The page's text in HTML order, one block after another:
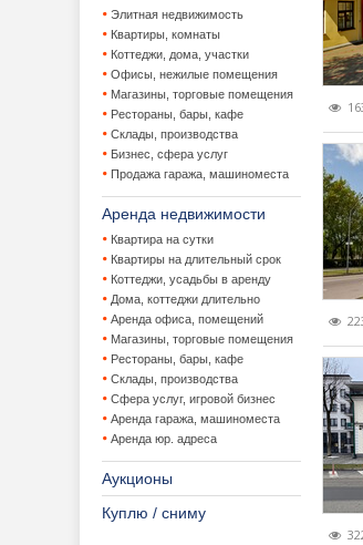
Элитная недвижимость
Квартиры, комнаты
Коттеджи, дома, участки
Офисы, нежилые помещения
Магазины, торговые помещения
Рестораны, бары, кафе
Склады, производства
Бизнес, сфера услуг
Продажа гаража, машиноместа
Аренда недвижимости
Квартира на сутки
Квартиры на длительный срок
Коттеджи, усадьбы в аренду
Дома, коттеджи длительно
Аренда офиса, помещений
Магазины, торговые помещения
Рестораны, бары, кафе
Склады, производства
Сфера услуг, игровой бизнес
Аренда гаража, машиноместа
Аренда юр. адреса
Аукционы
Куплю / сниму